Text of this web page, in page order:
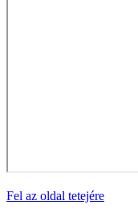
Fel az oldal tetejére